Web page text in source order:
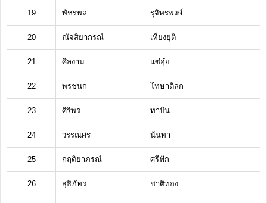
19 พัชรพล รุจิพรพงษ์
20 ณัจสิยากรณ์ เที่ยงยุติ
21 ศีลงาม แซ่อุ๋ย
22 พรชนก โทษาดิลก
23 ศิริพร ทาปัน
24 วรรณศร นันทา
25 กฤติยาภรณ์ ศรีฟัก
26 สุธิภัทร ชาติทอง